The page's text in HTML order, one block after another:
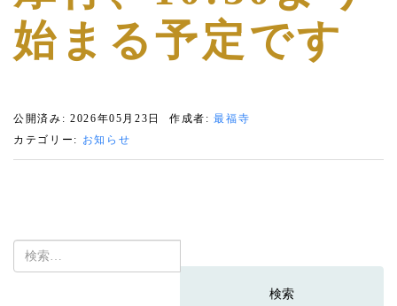
始まる予定です
公開済み: 2026年05月23日 作成者:最福寺
カテゴリー: お知らせ
検
索: